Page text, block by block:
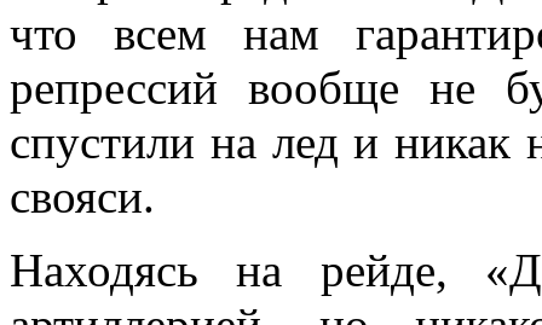
что всем нам
репрессий вообще не
спустили на лед и никак
свояси.
Находясь на рейде,